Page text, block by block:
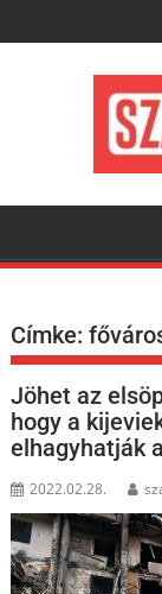
to
Címke:
Jöhet az
hogy a
elhagyhatják
2022.02.28.